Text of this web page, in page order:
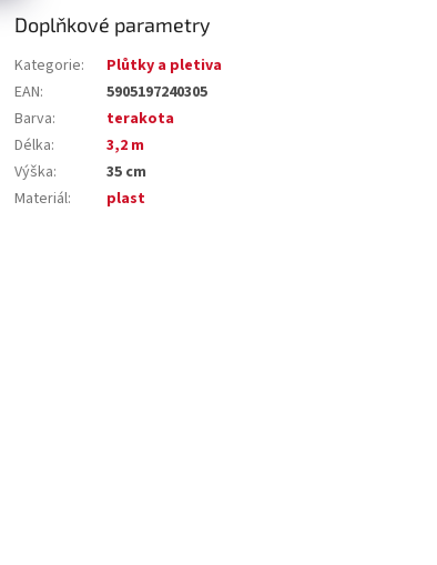
Doplňkové parametry
Kategorie:
Plůtky a pletiva
EAN:
5905197240305
Barva:
terakota
Délka:
3,2 m
Výška:
35 cm
Materiál: plast